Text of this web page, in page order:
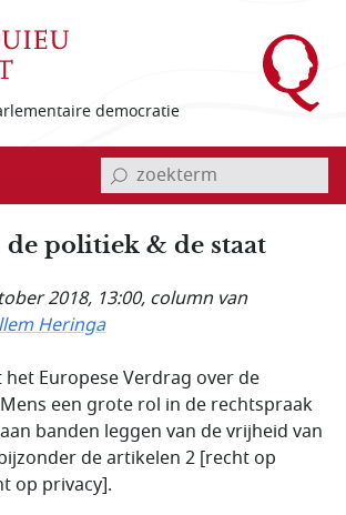
democratie
invoerveld zoekterm
de politiek & de staat
2018, 13:00, column van
Heringa
Europese Verdrag over de
een grote rol in de rechtspraak
banden leggen van de vrijheid van
de artikelen 2 [recht op
op privacy].